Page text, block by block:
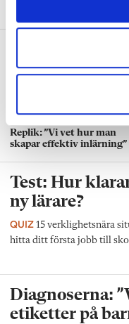
Replik: ”Vi vet hur man
skapar effektiv inlärning”
Test: Hur
ny lärare?
QUIZ 15 verklighetsnära
hitta ditt första jobb till
Diagnoserna:
etiketter på